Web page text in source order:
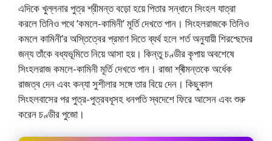
এদিকে খুল্লনার পুত্র শ্রীমন্ত বড়াে হয়ে পিতার সন্ধানে সিংহল যাত্রা
করলে তিনিও পথে ‘কমলে-কামিনী’ মূর্তি দেখতে পান। সিংহলরাজকে তিনিও
কমলে কামিনী’র অস্তিত্বের প্রমাণ দিতে ব্যর্থ হলে শর্ত অনুযায়ী শিরশ্ছেদের
জন্য তাঁকে বধ্যভূমিতে নিয়ে আসা হয়। কিন্তু চণ্ডীর কৃপায় অবশেষে
সিংহলরাজ কমলে-কামিনী মূর্তি দেখতে পান। রাজা শ্ৰীমন্তকে অর্ধেক
রাজত্ব দেন এবং কন্যা সুশীলার সঙ্গে তার বিয়ে দেন। কিছুকাল
সিংহলবাসের পর পুত্র-পুত্রবধূসহ ধনপতি স্বদেশে ফিরে আসেন এবং শুরু
করেন চণ্ডীর পুজো।